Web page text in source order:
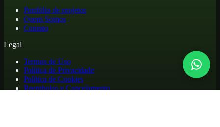
Portfólio de projetos
Quem Somos
Contato
Legal
Termos de Uso
Política de Privacidade
Política de Cookies
Reembolso e Cancelamento